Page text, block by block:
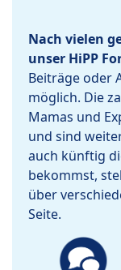
Nach vielen
unser HiPP
Beiträge oder
möglich. Die
Mamas und
und sind
auch künftig
bekommst,
über
Seite.